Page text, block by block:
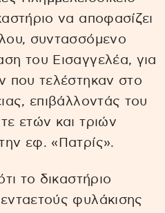
να αποφασίζει
συντασσόμενο
του Εισαγγελέα, για
που τελέστηκαν στο
επιβάλλοντάς του
ετών και τριών
εφ. «Πατρίς».
το δικαστήριο
φυλάκισης